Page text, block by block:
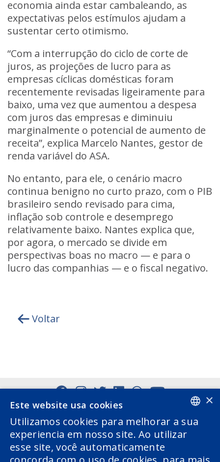
economia ainda estar cambaleando, as
expectativas pelos estímulos ajudam a
sustentar certo otimismo.
“Com a interrupção do ciclo de corte de
juros, as projeções de lucro para as
empresas cíclicas domésticas foram
recentemente revisadas ligeiramente para
baixo, uma vez que aumentou a despesa
com juros das empresas e diminuiu
marginalmente o potencial de aumento de
receita”, explica Marcelo Nantes, gestor de
renda variável do ASA.
No entanto, para ele, o cenário macro
continua benigno no curto prazo, com o PIB
brasileiro sendo revisado para cima,
inflação sob controle e desemprego
relativamente baixo. Nantes explica que,
por agora, o mercado se divide em
perspectivas boas no macro — e para o
lucro das companhias — e o fiscal negativo.
Voltar
PORTUGUESE
ENGLISH
×
Este website usa cookies
Utilizamos cookies para melhorar a sua
experiencia em nosso site. Ao utilizar
esse site, você automaticamente